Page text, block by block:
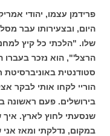
היום, ובצעירותו עבר
שלו. "הלכתי כל קיץ
הרצל'", הוא נזכר בעברו
הוריי לקחו אותי לבקר
בירושלים. פעם ראשונה
שנסעתי לחוץ לארץ. איך
במקום, נדלקתי ומאז